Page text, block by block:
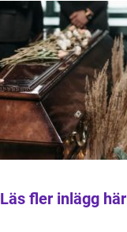
Läs fler inlägg här